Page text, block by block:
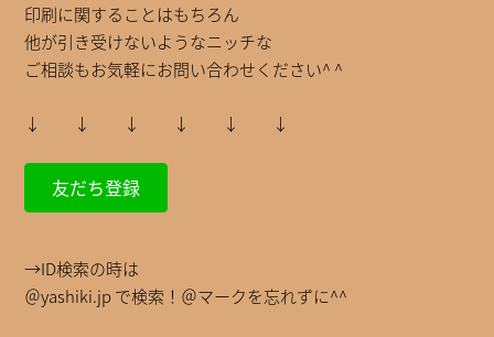
印刷に関することはもちろん
他が引き受けないようなニッチな
ご相談もお気軽にお問い合わせください^ ^
↓ ↓ ↓ ↓ ↓ ↓
友だち登録
→ID検索の時は
＠yashiki.jp で検索！＠マークを忘れずに^^